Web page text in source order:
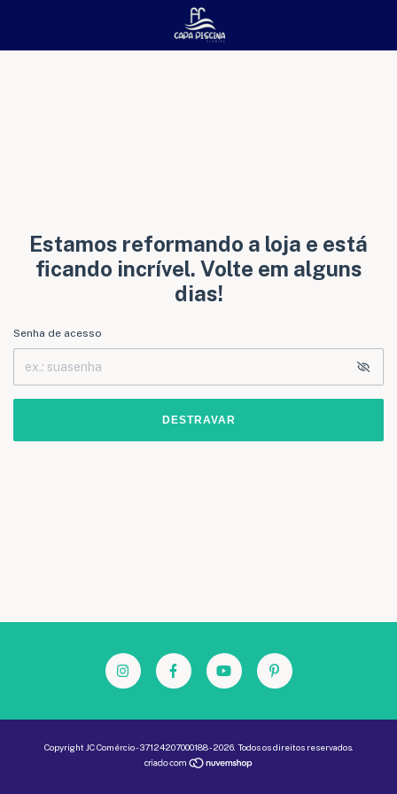
Estamos reformando a loja e está
ficando incrível. Volte em alguns
dias!
Senha de acesso
DESTRAVAR
Copyright JC Comércio - 37124207000188 - 2026. Todos os direitos reservados.